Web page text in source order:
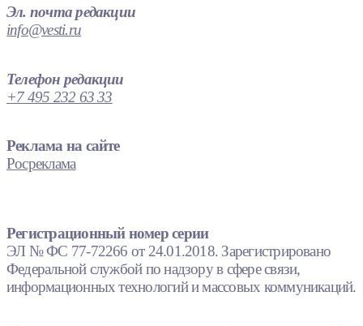
Эл. почта редакции
info@vesti.ru
Телефон редакции
+7 495 232 63 33
Реклама на сайте
Росреклама
Регистрационный номер серии
ЭЛ № ФС 77-72266 от 24.01.2018. Зарегистрировано
Федеральной службой по надзору в сфере связи,
информационных технологий и массовых коммуникаций.